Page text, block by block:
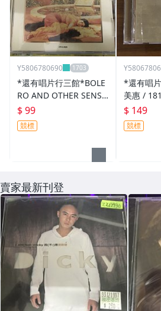
Y5806780690
*還有唱片行三館*BOLE
RO AND OTHER SENSU
OUS CLASSICS 二手 ZZ
7565(需競標)
$ 99
競標
*還有唱
美惠 /
628 (需競
$ 149
競標
賣家最新刊登